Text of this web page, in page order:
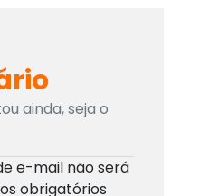
ainda, seja o
e-mail não será
obrigatórios